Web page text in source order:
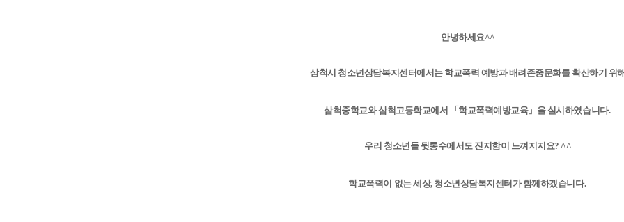
안녕하세요^^
삼척시 청소년상담복지센터에서는 학교폭력 예방과 배려존중문화를 확산하기 위
삼척중학교와 삼척고등학교에서 「학교폭력예방교육」을 실시하였습니다.
우리 청소년들 뒷통수에서도 진지함이 느껴지지요? ^^
학교폭력이 없는 세상, 청소년상담복지센터가 함께하겠습니다.